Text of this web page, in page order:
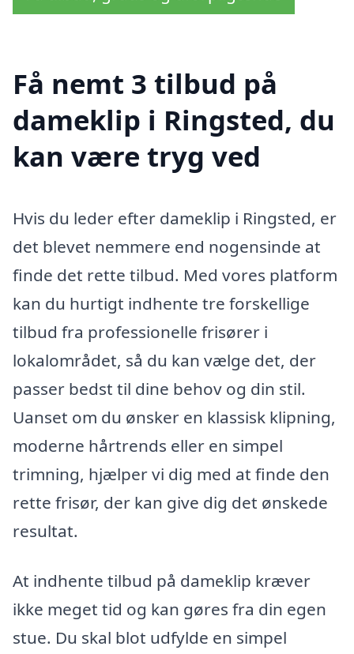
Få nemt 3 tilbud på
dameklip i Ringsted, du
kan være tryg ved
Hvis du leder efter dameklip i Ringsted, er
det blevet nemmere end nogensinde at
finde det rette tilbud. Med vores platform
kan du hurtigt indhente tre forskellige
tilbud fra professionelle frisører i
lokalområdet, så du kan vælge det, der
passer bedst til dine behov og din stil.
Uanset om du ønsker en klassisk klipning,
moderne hårtrends eller en simpel
trimning, hjælper vi dig med at finde den
rette frisør, der kan give dig det ønskede
resultat.
At indhente tilbud på dameklip kræver
ikke meget tid og kan gøres fra din egen
stue. Du skal blot udfylde en simpel